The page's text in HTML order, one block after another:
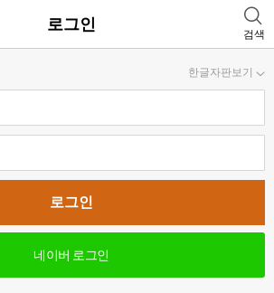
로그인
검색
한글자판보기
네이버 로그인